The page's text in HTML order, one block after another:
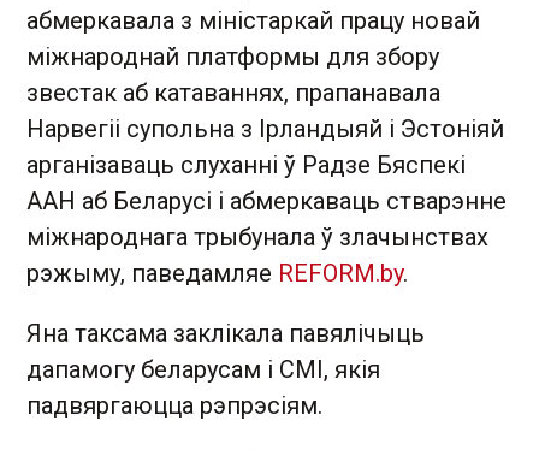
абмеркавала з міністаркай працу новай
міжнароднай платформы для збору
звестак аб катаваннях, прапанавала
Нарвегіі супольна з Ірландыяй і Эстоніяй
арганізаваць слуханні ў Радзе Бяспекі
ААН аб Беларусі і абмеркаваць стварэнне
міжнароднага трыбунала ў злачынствах
рэжыму, паведамляе REFORM.by.
Яна таксама заклікала павялічыць
дапамогу беларусам і СМІ, якія
падвяргаюцца рэпрэсіям.